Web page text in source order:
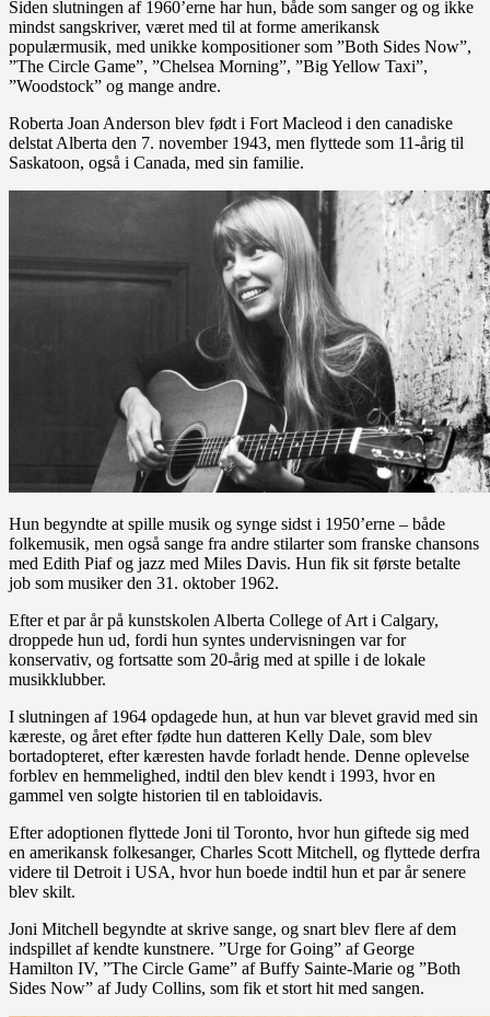
Siden slutningen af 1960’erne har hun, både som sanger og og ikke
mindst sangskriver, været med til at forme amerikansk
populærmusik, med unikke kompositioner som ”Both Sides Now”,
”The Circle Game”, ”Chelsea Morning”, ”Big Yellow Taxi”,
”Woodstock” og mange andre.
Roberta Joan Anderson blev født i Fort Macleod i den canadiske
delstat Alberta den 7. november 1943, men flyttede som 11-årig til
Saskatoon, også i Canada, med sin familie.
Hun begyndte at spille musik og synge sidst i 1950’erne – både
folkemusik, men også sange fra andre stilarter som franske chansons
med Edith Piaf og jazz med Miles Davis. Hun fik sit første betalte
job som musiker den 31. oktober 1962.
Efter et par år på kunstskolen Alberta College of Art i Calgary,
droppede hun ud, fordi hun syntes undervisningen var for
konservativ, og fortsatte som 20-årig med at spille i de lokale
musikklubber.
I slutningen af 1964 opdagede hun, at hun var blevet gravid med sin
kæreste, og året efter fødte hun datteren Kelly Dale, som blev
bortadopteret, efter kæresten havde forladt hende. Denne oplevelse
forblev en hemmelighed, indtil den blev kendt i 1993, hvor en
gammel ven solgte historien til en tabloidavis.
Efter adoptionen flyttede Joni til Toronto, hvor hun giftede sig med
en amerikansk folkesanger, Charles Scott Mitchell, og flyttede derfra
videre til Detroit i USA, hvor hun boede indtil hun et par år senere
blev skilt.
Joni Mitchell begyndte at skrive sange, og snart blev flere af dem
indspillet af kendte kunstnere. ”Urge for Going” af George
Hamilton IV, ”The Circle Game” af Buffy Sainte-Marie og ”Both
Sides Now” af Judy Collins, som fik et stort hit med sangen.